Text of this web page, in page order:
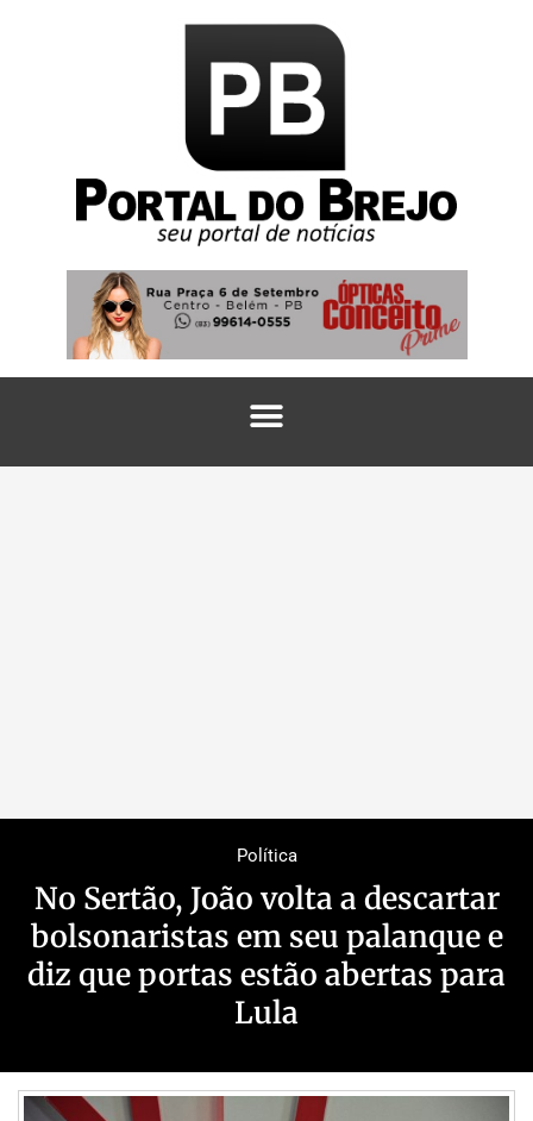
Política
No Sertão, João volta a descartar
bolsonaristas em seu palanque e
diz que portas estão abertas para
Lula